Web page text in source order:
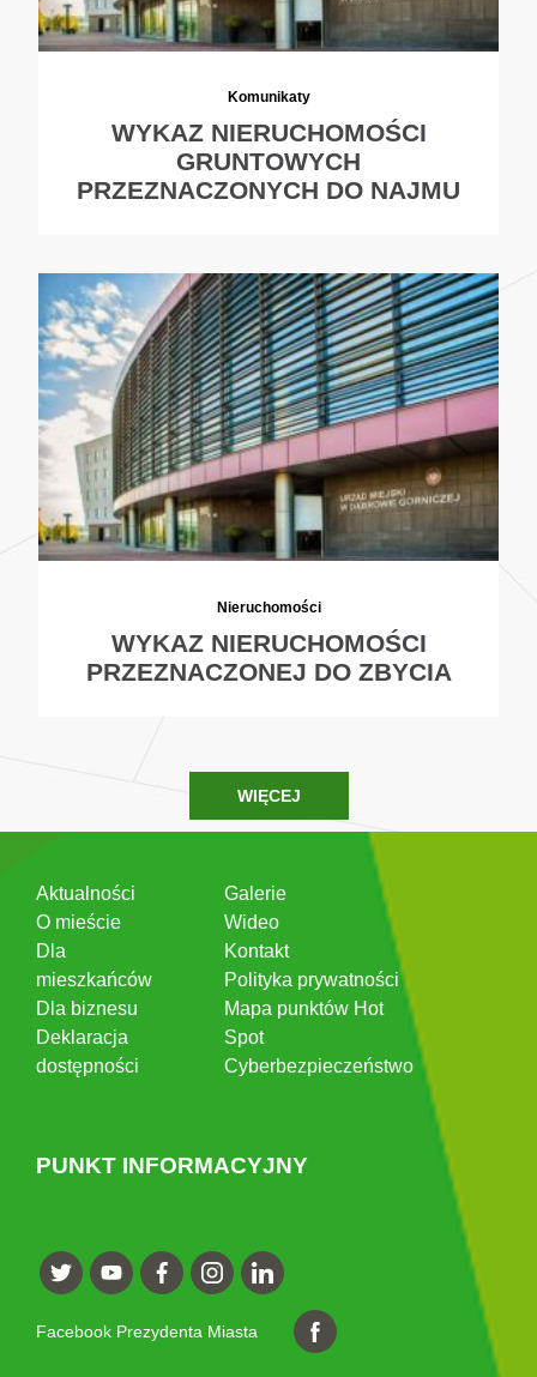
Komunikaty
WYKAZ NIERUCHOMOŚCI
GRUNTOWYCH
PRZEZNACZONYCH DO NAJMU
Nieruchomości
WYKAZ NIERUCHOMOŚCI
PRZEZNACZONEJ DO ZBYCIA
WIĘCEJ
Aktualności
O mieście
Dla
mieszkańców
Dla biznesu
Deklaracja
dostępności
Galerie
Wideo
Kontakt
Polityka prywatności
Mapa punktów Hot
Spot
Cyberbezpieczeństwo
PUNKT INFORMACYJNY
Facebook Prezydenta Miasta